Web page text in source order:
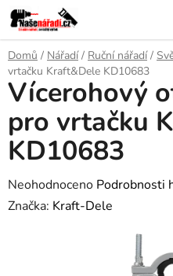
Přejít
na
obsah
Domů / Nářadí / Ruční nářadí /
vrtačku Kraft&Dele KD10683
Vícerohový
pro vrtačku
KD10683
Průměrné
hodnocení
Neohodnoceno Podrobnosti
Značka: Kraft-Dele